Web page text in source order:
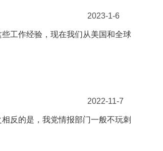
2023-1-6
工作经验，现在我们从美国和全球
2022-11-7
反的是，我党情报部门一般不玩刺